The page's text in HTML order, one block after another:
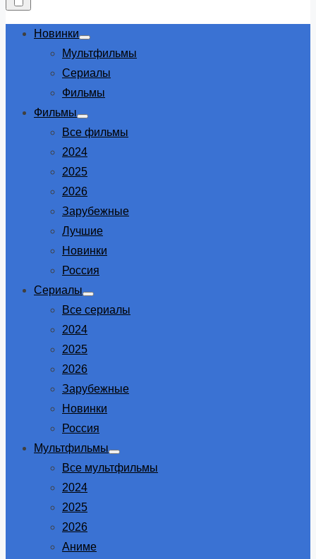
Новинки
Show
sub
Мультфильмы
Сериалы
Фильмы
Фильмы
Show
sub
Все фильмы
2024
2025
2026
Зарубежные
Лучшие
Новинки
Россия
Сериалы
Show
sub
Все сериалы
2024
2025
2026
Зарубежные
Новинки
Россия
Мультфильмы
Show
sub
Все мультфильмы
2024
2025
2026
Аниме